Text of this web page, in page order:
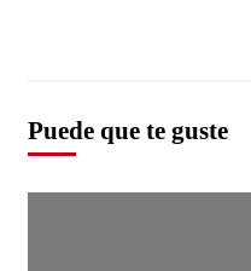
Puede que te guste